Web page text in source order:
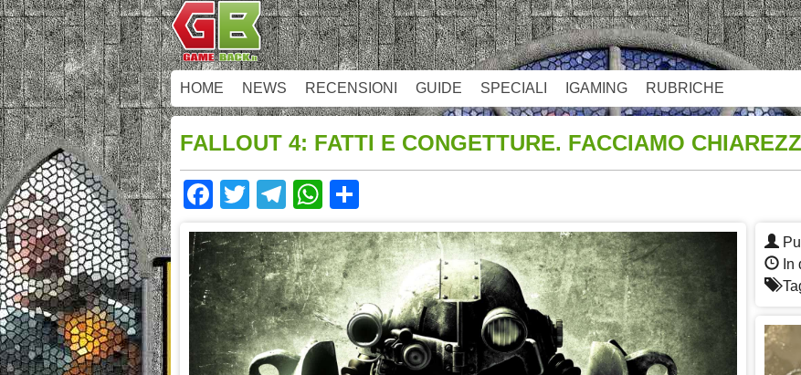
HOME NEWS RECENSIONI GUIDE SPECIALI IGAMING RUBRICHE
FALLOUT 4: FATTI E CONGETTURE. FACCIAMO
Facebook
TwitterTelegram
WhatsApp